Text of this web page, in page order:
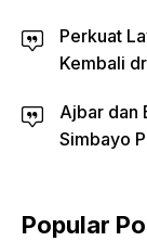
Perkuat
Kembali
Ajbar dan
Simbayo
Popular